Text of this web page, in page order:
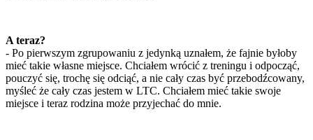
A teraz?
- Po pierwszym zgrupowaniu z jedynką uznałem, że fajnie byłoby
mieć takie własne miejsce. Chciałem wrócić z treningu i odpocząć,
pouczyć się, trochę się odciąć, a nie cały czas być przebodźcowany,
myśleć że cały czas jestem w LTC. Chciałem mieć takie swoje
miejsce i teraz rodzina może przyjechać do mnie.